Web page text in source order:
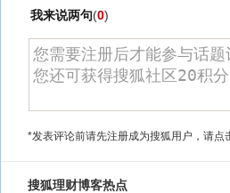
我来说两句(0)
*发表评论前请先注册成为搜狐用户，请点
搜狐理财博客热点